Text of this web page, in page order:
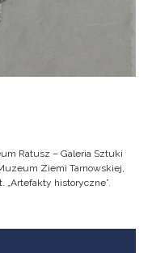
Ratusz – Galeria Sztuki
Ziemi Tarnowskiej,
historyczne”.